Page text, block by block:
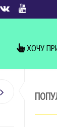
ХОЧУ